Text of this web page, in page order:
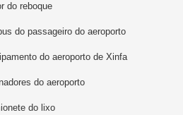
do reboque
do passageiro do aeroporto
do aeroporto de Xinfa
do aeroporto
do lixo